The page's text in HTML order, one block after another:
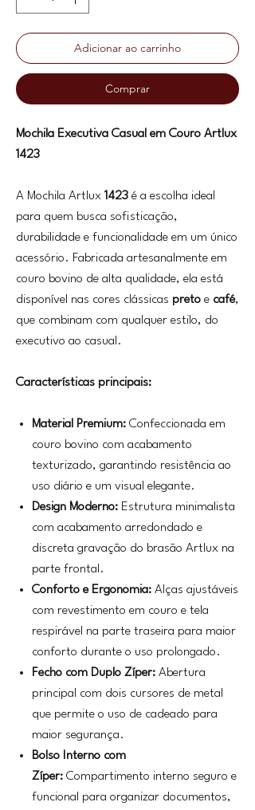
Adicionar ao carrinho
Comprar
Mochila Executiva Casual em Couro Artlux
1423
A Mochila Artlux 1423 é a escolha ideal
para quem busca sofisticação,
durabilidade e funcionalidade em um único
acessório. Fabricada artesanalmente em
couro bovino de alta qualidade, ela está
disponível nas cores clássicas preto e café,
que combinam com qualquer estilo, do
executivo ao casual.
Características principais:
Material Premium: Confeccionada em
couro bovino com acabamento
texturizado, garantindo resistência ao
uso diário e um visual elegante.
Design Moderno: Estrutura minimalista
com acabamento arredondado e
discreta gravação do brasão Artlux na
parte frontal.
Conforto e Ergonomia: Alças ajustáveis
com revestimento em couro e tela
respirável na parte traseira para maior
conforto durante o uso prolongado.
Fecho com Duplo Zíper: Abertura
principal com dois cursores de metal
que permite o uso de cadeado para
maior segurança.
Bolso Interno com
Zíper: Compartimento interno seguro e
funcional para organizar documentos,